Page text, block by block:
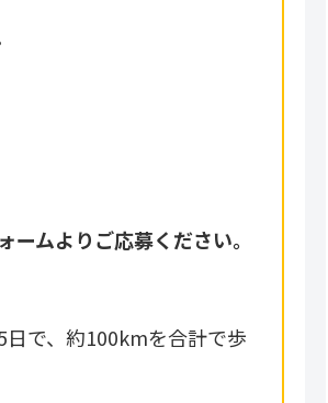
ムよりご応募ください。
で、約100kmを合計で歩